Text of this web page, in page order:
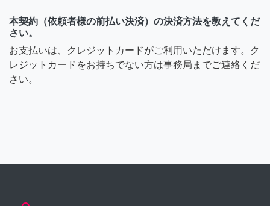
本契約（依頼者様の前払い決済）の決済方法を教えてくだ
さい。
お支払いは、クレジットカードがご利用いただけます。ク
レジットカードをお持ちでない方は事務局までご連絡くだ
さい。